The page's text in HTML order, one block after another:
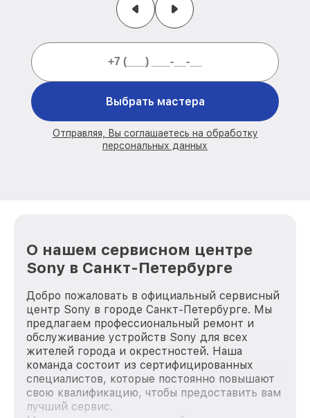
Выбрать мастера
Отправляя, Вы соглашаетесь на обработку
персональных данных
О нашем сервисном центре
Sony в Санкт-Петербурге
Добро пожаловать в официальный сервисный
центр Sony в городе Санкт-Петербурге. Мы
предлагаем профессиональный ремонт и
обслуживание устройств Sony для всех
жителей города и окрестностей. Наша
команда состоит из сертифицированных
специалистов, которые постоянно повышают
свою квалификацию, чтобы предоставить вам
лучший сервис.